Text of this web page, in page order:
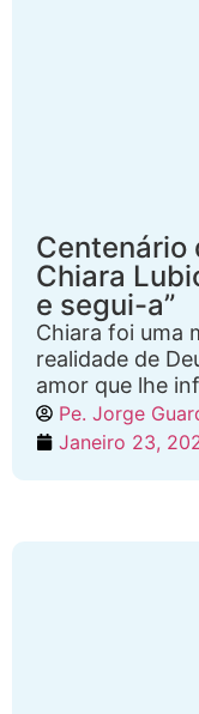
Centenário
Chiara
e segui-a”
Chiara foi uma
realidade de
amor que lhe
Pe. Jorge
Janeiro 23,